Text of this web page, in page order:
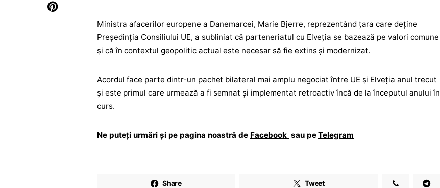
Ministra afacerilor europene a Danemarcei, Marie Bjerre, reprezentând ţara care deţine
Preşedinţia Consiliului UE, a subliniat că parteneriatul cu Elveția se bazează pe valori comune
şi că în contextul geopolitic actual este necesar să fie extins şi modernizat.
Acordul face parte dintr-un pachet bilateral mai amplu negociat între UE şi Elveția anul trecut
şi este primul care urmează a fi semnat şi implementat retroactiv încă de la începutul anului în
curs.
Ne puteți urmări și pe pagina noastră de Facebook sau pe Telegram
Share Tweet